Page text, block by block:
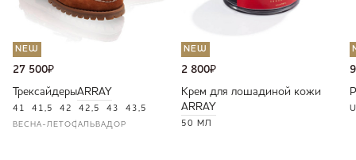
NEW
27 500₽
ТрексайдерыARRAY
41 41,5 42 42,5 43 43,5
ВЕСНА-ЛЕТОСАЛЬВАДОР
NEW
2 800₽
Крем для лошадиной кожи
ARRAY
50 МЛ